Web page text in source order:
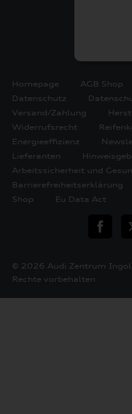
Homepage AGB Shop
Datenschutz
Versand/Zahlung
Widerrufsrecht
Energieeffizienz
Lieferanten
Arbeitssicherheit und
Barrierefreiheitserklärung
Shop
Eu Data Act
teilen
© 2026 Audi Zentrum
Rechte vorbehalten